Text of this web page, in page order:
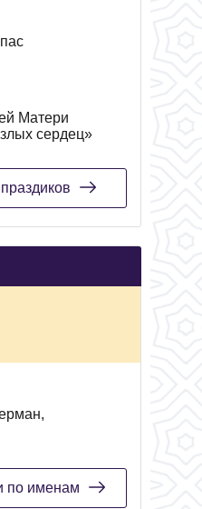
Матери
сердец»
по именам